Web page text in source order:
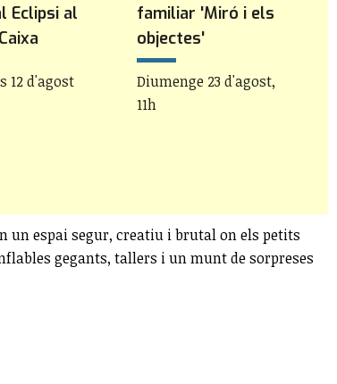
Eclipsi al
12 d'agost
familiar 'Miró i els
objectes'
Diumenge 23 d'agost,
11h
un espai segur, creatiu i brutal on els petits
gegants, tallers i un munt de sorpreses